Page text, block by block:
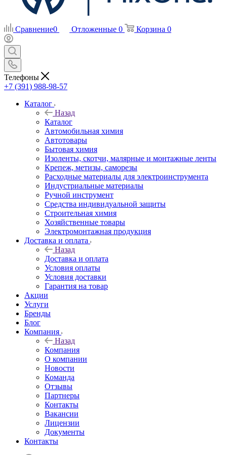
Сравнение0 Отложенные 0 Корзина 0
Телефоны
+7 (391) 988-98-57
Каталог
Назад
Каталог
Автомобильная химия
Автотовары
Бытовая химия
Изоленты, скотчи, малярные и монтажные ленты
Крепеж, метизы, саморезы
Расходные материалы для электроинструмента
Индустриальные материалы
Ручной инструмент
Средства индивидуальной защиты
Строительная химия
Хозяйственные товары
Электромонтажная продукция
Доставка и оплата
Назад
Доставка и оплата
Условия оплаты
Условия доставки
Гарантия на товар
Акции
Услуги
Бренды
Блог
Компания
Назад
Компания
О компании
Новости
Команда
Отзывы
Партнеры
Контакты
Вакансии
Лицензии
Документы
Контакты